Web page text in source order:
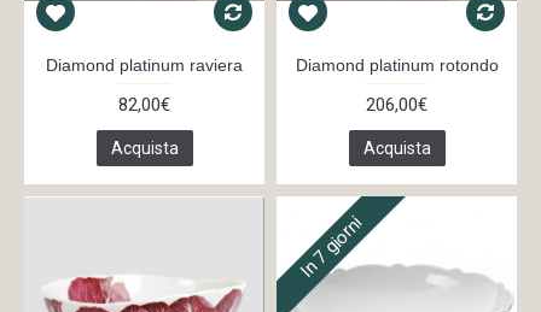
Diamond platinum raviera
82,00€
Acquista
Diamond platinum rotondo
206,00€
Acquista
In 7 giorni